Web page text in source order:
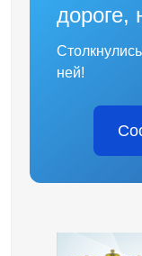
дороге,
ней!